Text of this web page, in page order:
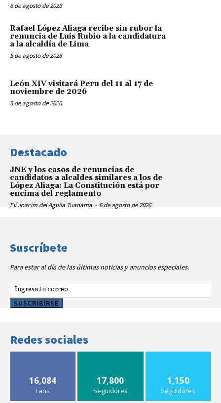
6 de agosto de 2026
Rafael López Aliaga recibe sin rubor la
renuncia de Luis Rubio a la candidatura
a la alcaldía de Lima
5 de agosto de 2026
León XIV visitará Peru del 11 al 17 de
noviembre de 2026
5 de agosto de 2026
Destacado
JNE y los casos de renuncias de
candidatos a alcaldes similares a los de
López Aliaga: La Constitución está por
encima del reglamento
Elí Joacim del Aguila Tuanama - 6 de agosto de 2026
Suscríbete
Para estar al día de las últimas noticias y anuncios especiales.
SUSCRIBIRSE
Redes sociales
16,084
Fans
17,800
Seguidores
1,150
Seguidores